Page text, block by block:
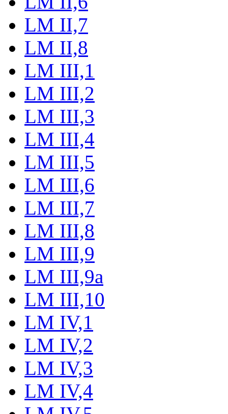
LM II,7
LM II,8
LM III,1
LM III,2
LM III,3
LM III,4
LM III,5
LM III,6
LM III,7
LM III,8
LM III,9
LM III,9a
LM III,10
LM IV,1
LM IV,2
LM IV,3
LM IV,4